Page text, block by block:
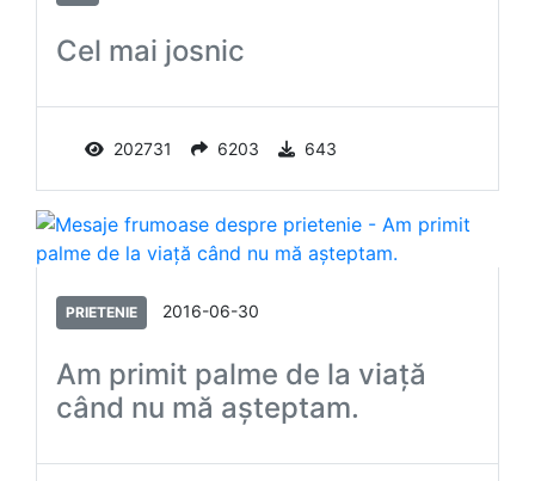
Cel mai josnic
202731 6203 643
PRIETENIE 2016-06-30
Am primit palme de la viaţă
când nu mă aşteptam.